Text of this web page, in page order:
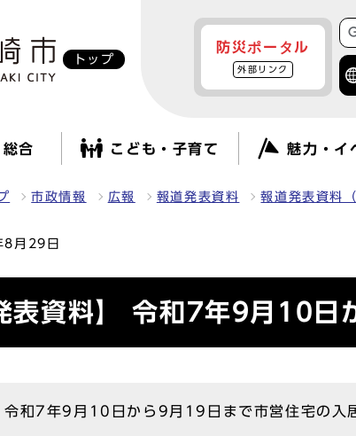
トップ
防災ポータル
外部リンク
合 こども・子育て 魅力・イ
市政情報 広報 報道発表資料 報道発表資料
月29日
表資料】 令和7年9月10日
令和7年9月10日から9月19日まで市営住宅の入